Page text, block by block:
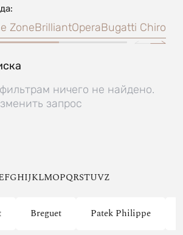
ZoneBrilliantOperaBugatti Chiron
ничего не найдено.
запрос
FGHIJKLMOPQRSTUVZ
Breguet Patek Philippe